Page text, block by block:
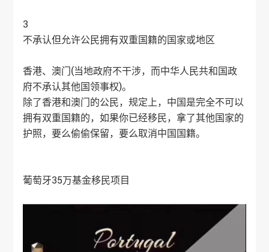
3
不承认但允许公民拥有双重国籍的国家或地区
香港、澳门(当地政府不干涉，而中华人民共和国政
府不承认其他国领事权)。
除了香港和澳门的公民，规定上，中国是完全不可以
拥有双重国籍的，如果你已经移民，拿了其他国家的
护照，要么偷偷保留，要么取消中国国籍。
葡萄牙35万基金移民项目